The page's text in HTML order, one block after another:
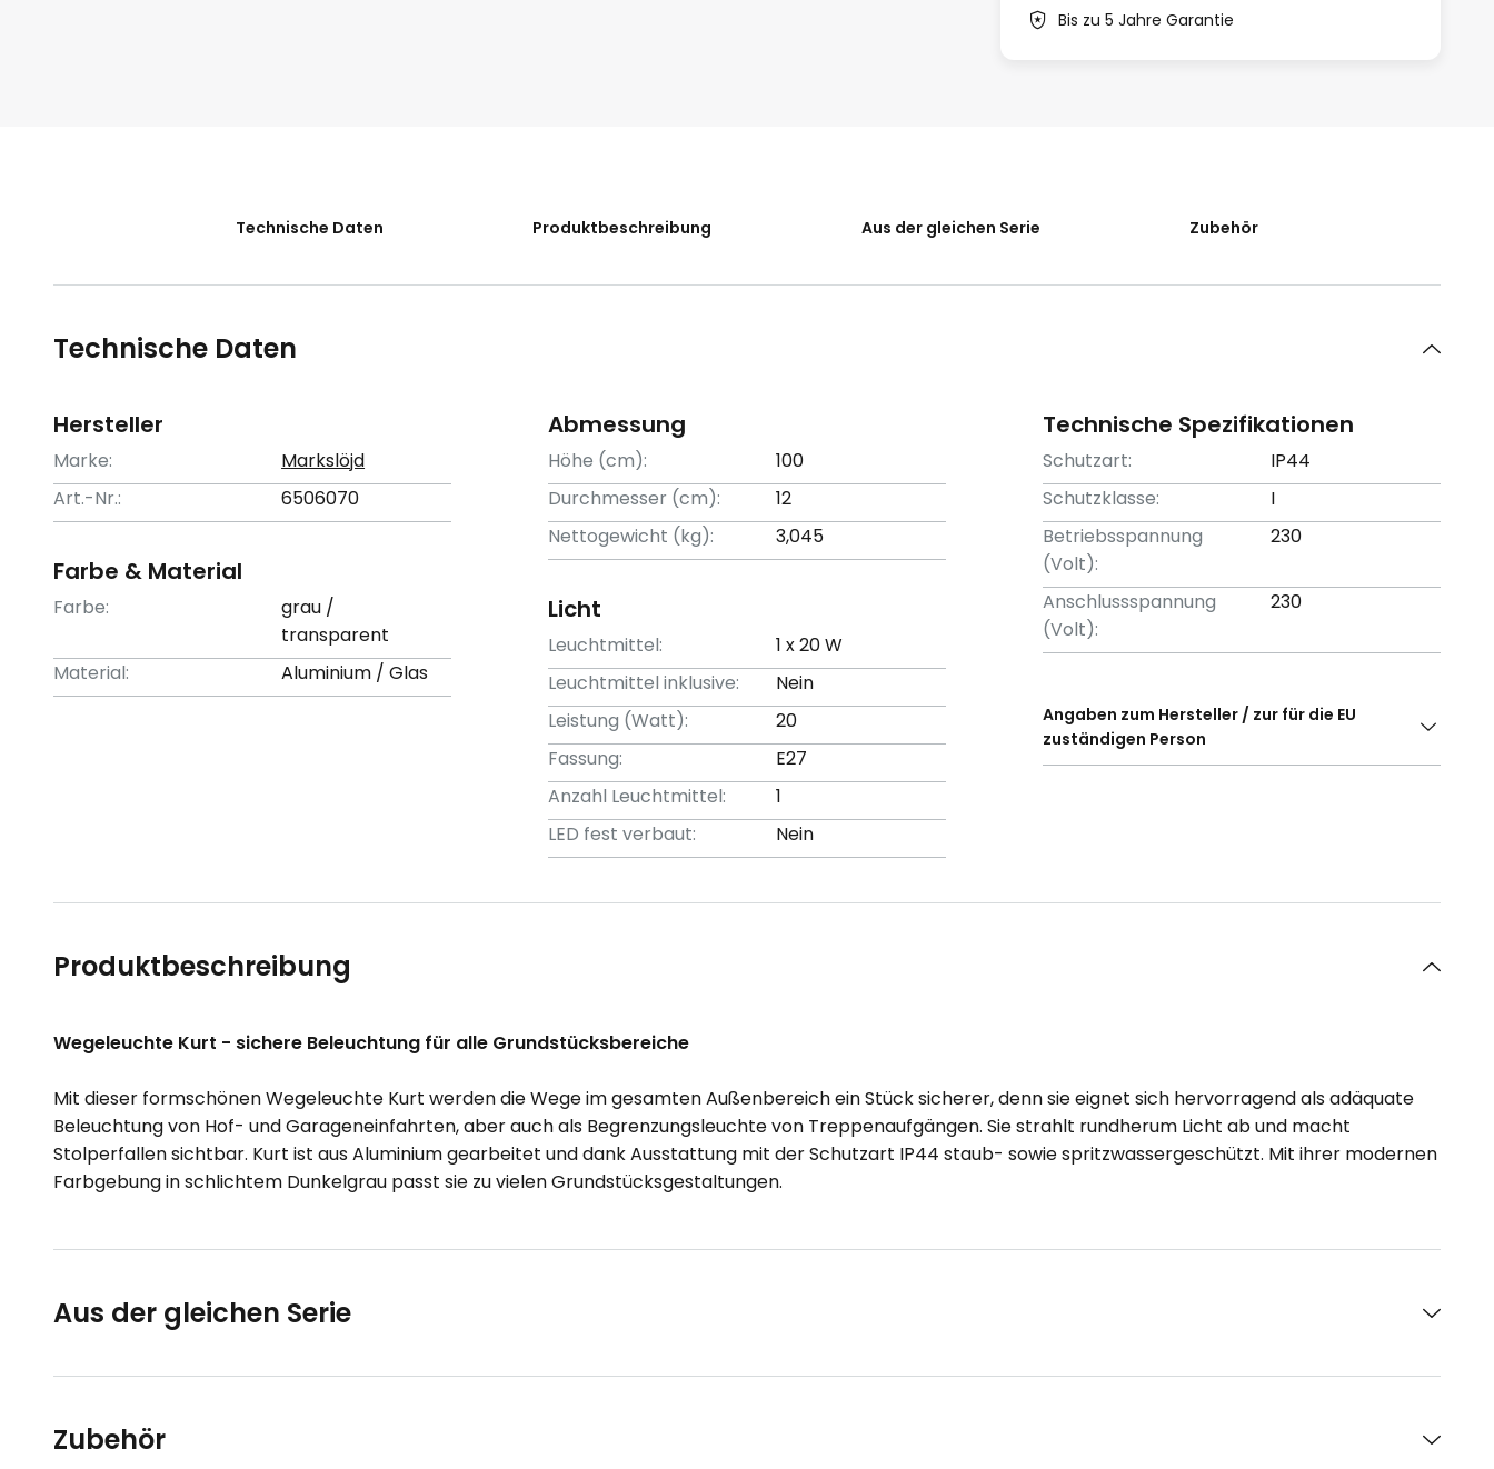
Bis zu 5 Jahre Garantie
Technische Daten Produktbeschreibung Aus der gleichen Serie Zubehör
Technische Daten
Hersteller
Marke:
Markslöjd
Art.-Nr.:
6506070
Farbe & Material
Farbe:
grau /
transparent
Material:
Aluminium / Glas
Abmessung
Höhe (cm):
100
Durchmesser (cm):
12
Nettogewicht (kg):
3,045
Licht
Leuchtmittel:
1 x 20 W
Leuchtmittel inklusive:
Nein
Leistung (Watt):
20
Fassung:
E27
Anzahl Leuchtmittel:
1
LED fest verbaut:
Nein
Technische Spezifikationen
Schutzart:
IP44
Schutzklasse:
I
Betriebsspannung
(Volt):
230
Anschlussspannung
(Volt):
230
Angaben zum Hersteller / zur für die EU
zuständigen Person
Produktbeschreibung
Wegeleuchte Kurt - sichere Beleuchtung für alle Grundstücksbereiche
Mit dieser formschönen Wegeleuchte Kurt werden die Wege im gesamten Außenbereich ein Stück sicherer, denn sie eignet sich hervorragend als adäquate
Beleuchtung von Hof- und Garageneinfahrten, aber auch als Begrenzungsleuchte von Treppenaufgängen. Sie strahlt rundherum Licht ab und macht
Stolperfallen sichtbar. Kurt ist aus Aluminium gearbeitet und dank Ausstattung mit der Schutzart IP44 staub- sowie spritzwassergeschützt. Mit ihrer modernen
Farbgebung in schlichtem Dunkelgrau passt sie zu vielen Grundstücksgestaltungen.
Aus der gleichen Serie
Zubehör